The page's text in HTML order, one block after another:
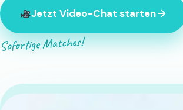
Jetzt Video-Chat starten
Sofortige Matches!